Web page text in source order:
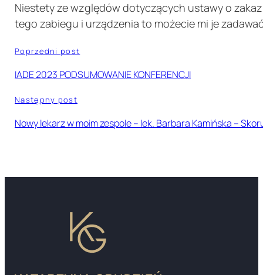
Niestety ze względów dotyczących ustawy o
tego zabiegu i urządzenia to możecie mi je
Poprzedni post
IADE 2023 PODSUMOWANIE KONFERENCJI
Następny post
Nowy lekarz w moim zespole – lek. Barbara Kamińska –